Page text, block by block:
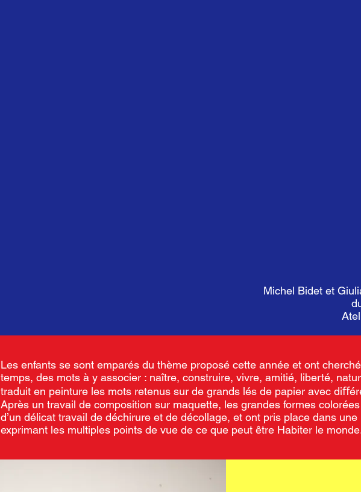
Michel Bidet et
Les enfants se sont emparés du thème proposé cette année et ont
temps, des mots à y associer : naître, construire, vivre, amitié, liberté,
traduit en peinture les mots retenus sur de grands lés de papier avec
Après un travail de composition sur maquette, les grandes formes colorées
d’un délicat travail de déchirure et de décollage, et ont pris place dans une
exprimant les multiples points de vue de ce que peut être Habiter le